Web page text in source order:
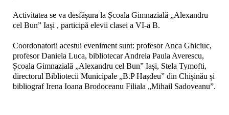
Activitatea se va desfășura la Școala Gimnazială „Alexandru
cel Bun” Iași , participă elevii clasei a VI-a B.
Coordonatorii acestui eveniment sunt: profesor Anca Ghiciuc,
profesor Daniela Luca, bibliotecar Andreia Paula Averescu,
Școala Gimnazială „Alexandru cel Bun” Iași, Stela Tymofti,
directorul Bibliotecii Municipale „B.P Hașdeu” din Chișinău și
bibliograf Irena Ioana Brodoceanu Filiala „Mihail Sadoveanu”.